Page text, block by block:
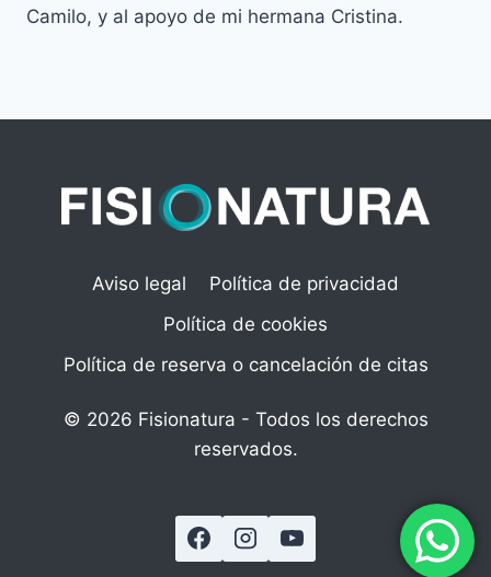
Camilo, y al apoyo de mi hermana Cristina.
Aviso legal
Política de privacidad
Política de cookies
Política de reserva o cancelación de citas
© 2026 Fisionatura - Todos los derechos
reservados.